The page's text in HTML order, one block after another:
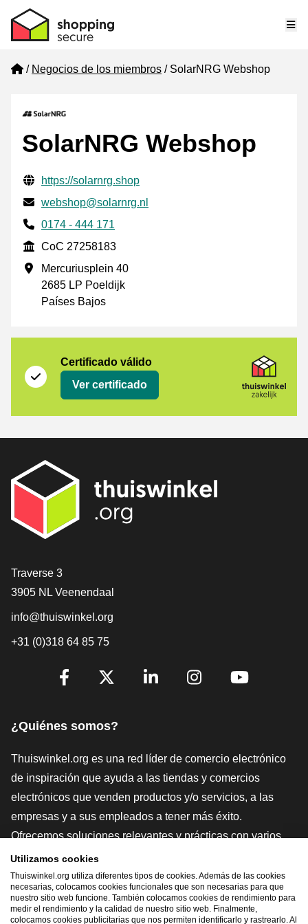
Home
Negocios de los miembros SolarNRG Webshop
SolarNRG Webshop
Información de contacto verificada
Website URL
https://solarnrg.shop
Envía un correo electrónico a
webshop@solarnrg.nl
Phone number
0174 - 444 171
CoC
CoC 27258183
Dirección de la empresa
Mercuriusplein 40
2685 LP Poeldijk
Países Bajos
Certificado válido
Ver certificado
[_General:Contact]
Traverse 3
3905 NL Veenendaal
info@thuiswinkel.org
+31 (0)318 64 85 75
[_General:SocialMediaTitle]
¿Quiénes somos?
Thuiswinkel.org es una red líder de comercio electrónico
de inspiración que ayuda a las tiendas y comercios
electrónicos que venden productos y/o servicios, a las
empresas y a sus empleados a tener más éxito.
Ofrecemos soluciones relevantes y prácticas con varios
sellos de confianza, Thuiswinkel Reviews, herramientas y
asesoramiento jurídico, defensa, estudios de mercado, y
tenemos nuestra propia plataforma educativa, la
Thuiswinkel e-Academy.
Utilizamos cookies
Thuiswinkel.org utiliza diferentes tipos de cookies. Además de las cookies
necesarias, colocamos cookies funcionales que son necesarias para que
nuestro sitio web funcione. También colocamos cookies de rendimiento para
medir el rendimiento y la calidad de nuestro sitio web. Finalmente,
colocamos cookies publicitarias que nos permiten identificarlo y rastrearlo. Al